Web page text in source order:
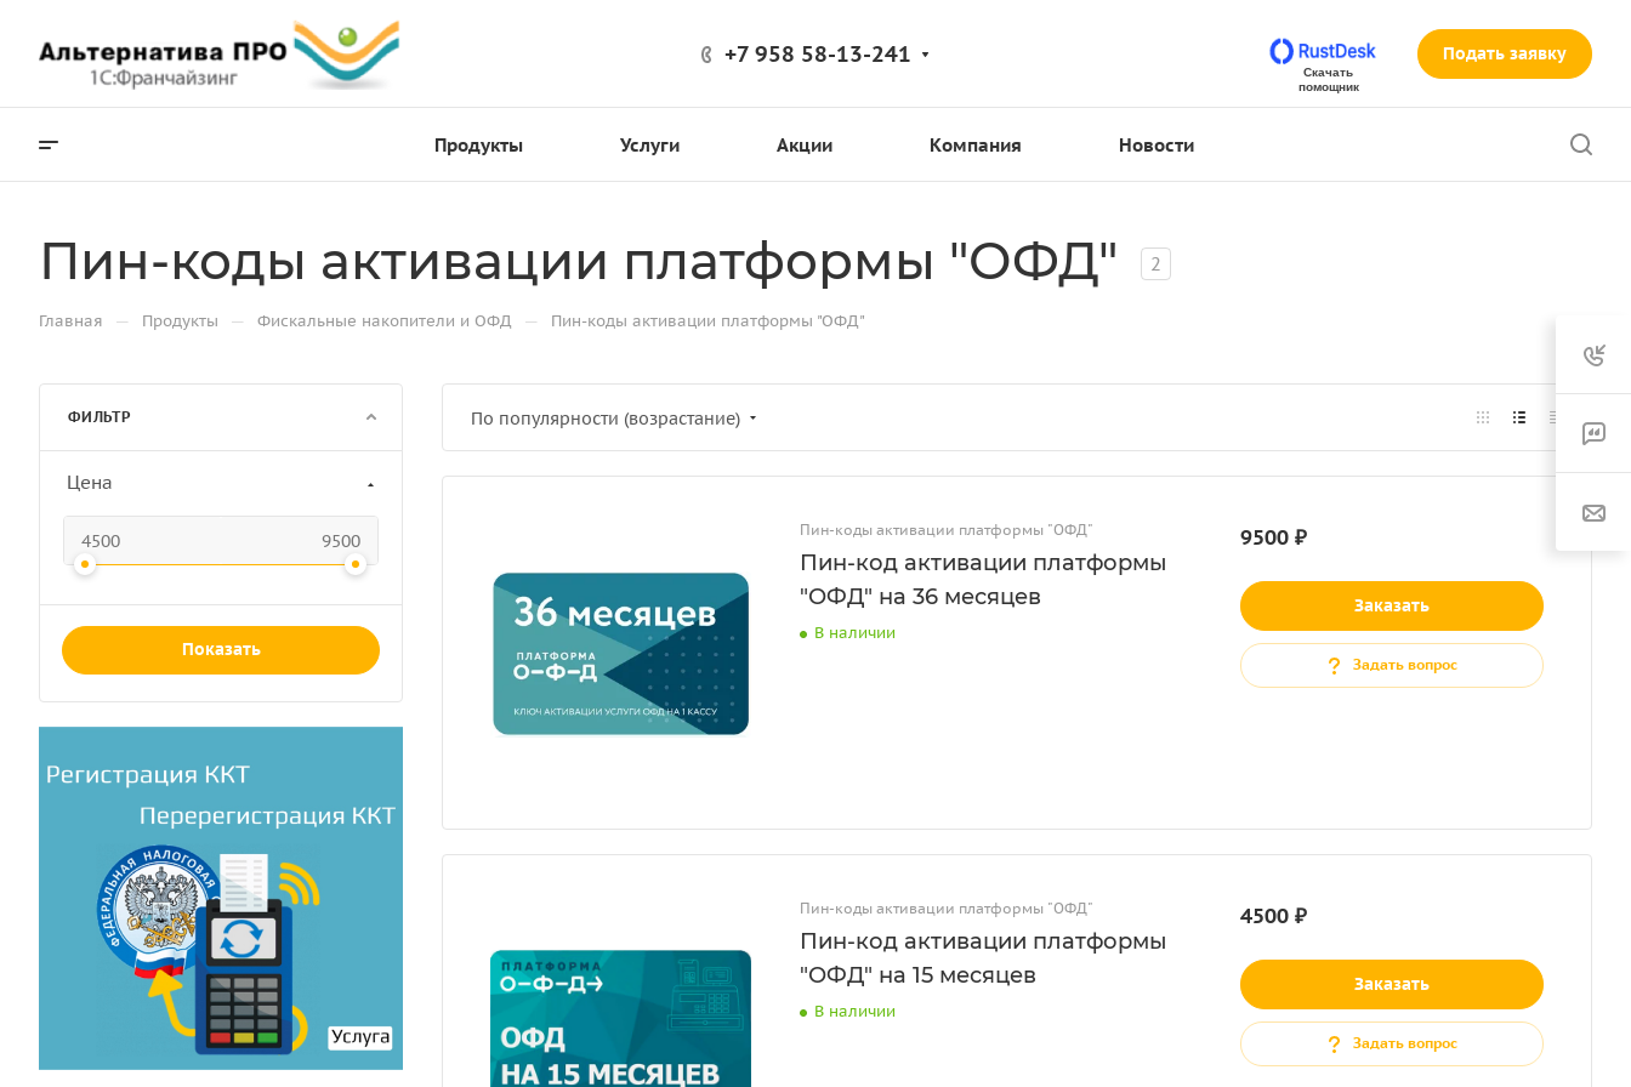
+7 958 58-13-241
Скачать
помощник
Подать заявку
Продукты Услуги Акции Компания Новости
Пин-коды активации платформы "ОФД" 2
Главная — Продукты — Фискальные накопители и ОФД — Пин-коды активации платформы "ОФД"
По популярности (возрастание)
Пин-коды активации платформы "ОФД"
Пин-код активации платформы
"ОФД" на 36 месяцев
В наличии
9500 ₽
Заказать
Задать вопрос
Пин-коды активации платформы "ОФД"
Пин-код активации платформы
"ОФД" на 15 месяцев
В наличии
4500 ₽
Заказать
Задать вопрос
ФИЛЬТР
Цена